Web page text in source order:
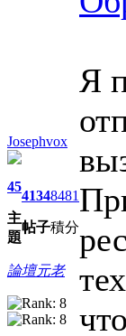
Josephvox
45
主
題
4134
帖子
8481
積分
論壇元老
Я